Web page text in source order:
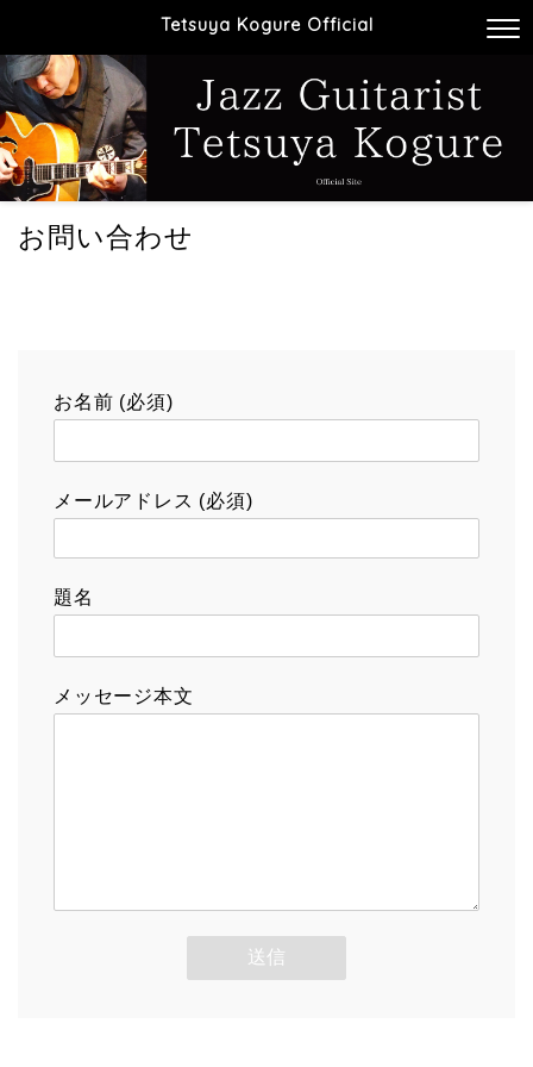
Tetsuya Kogure Official
お問い合わせ
お名前 (必須)
メールアドレス (必須)
題名
メッセージ本文